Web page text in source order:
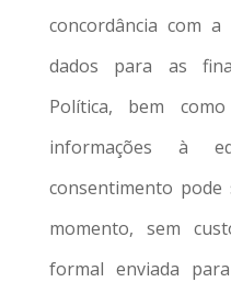
concordância com
dados para as
Política, bem
informações à
consentimento
momento, sem
formal enviada